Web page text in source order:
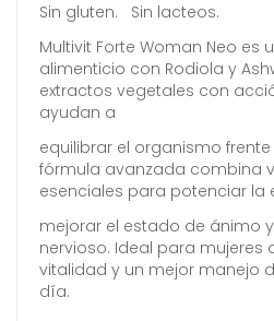
Sin gluten. Sin lacteos.
Multivit Forte Woman Neo es
alimenticio con Rodiola y
extractos vegetales con
ayudan a
equilibrar el organismo
fórmula avanzada combina
esenciales para potenciar la
mejorar el estado de ánimo
nervioso. Ideal para mujeres
vitalidad y un mejor manejo
día.